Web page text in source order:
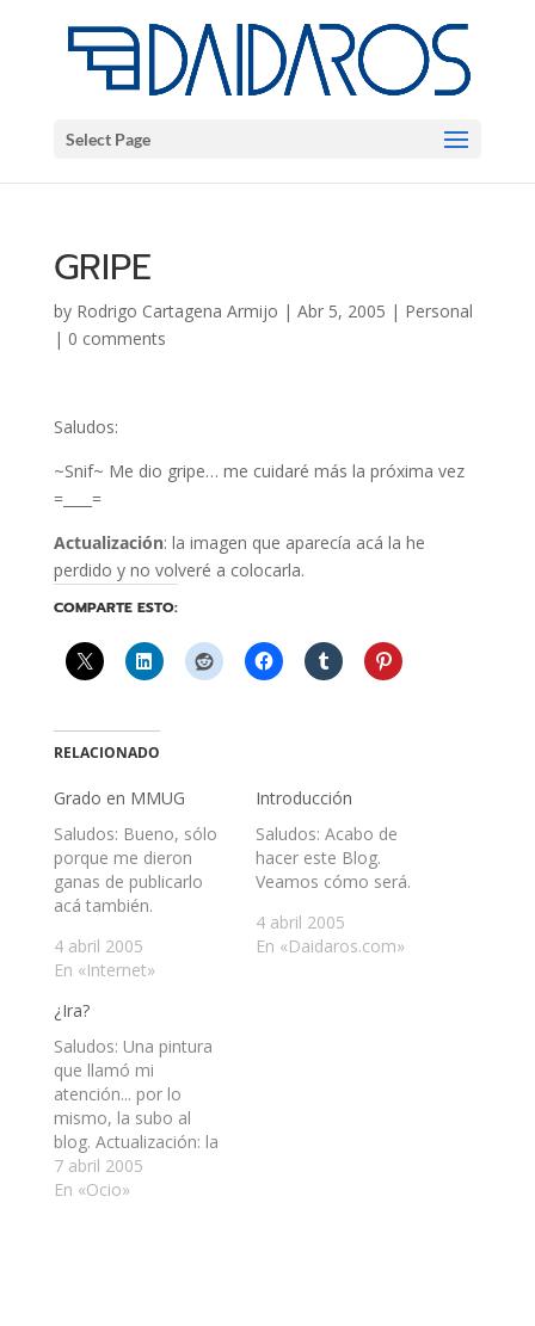
Select Page
GRIPE
by Rodrigo Cartagena Armijo | Abr 5, 2005 | Personal
| 0 comments
Saludos:
~Snif~ Me dio gripe… me cuidaré más la próxima vez
=____=
Actualización: la imagen que aparecía acá la he
perdido y no volveré a colocarla.
COMPARTE ESTO:
RELACIONADO
Grado en MMUG
Saludos: Bueno, sólo
porque me dieron
ganas de publicarlo
acá también.
4 abril 2005
En «Internet»
Introducción
Saludos: Acabo de
hacer este Blog.
Veamos cómo será.
4 abril 2005
En «Daidaros.com»
¿Ira?
Saludos: Una pintura
que llamó mi
atención... por lo
mismo, la subo al
blog. Actualización: la
imagen que aparecía
acá la he perdido y no
7 abril 2005
En «Ocio»